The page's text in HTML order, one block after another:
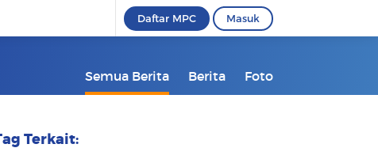
Daftar MPC Masuk
Semua Berita Berita Foto
Terkait: